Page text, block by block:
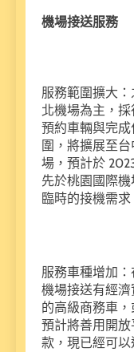
機場接送服務
服務範圍擴大
北機場為主，
預約車輛與完
圍，將擴展至
場，預計於
先於桃園國際
臨時的接機需求
服務車種增加
機場接送有經
的高級商務車
預計將善用開
款，現已經可以